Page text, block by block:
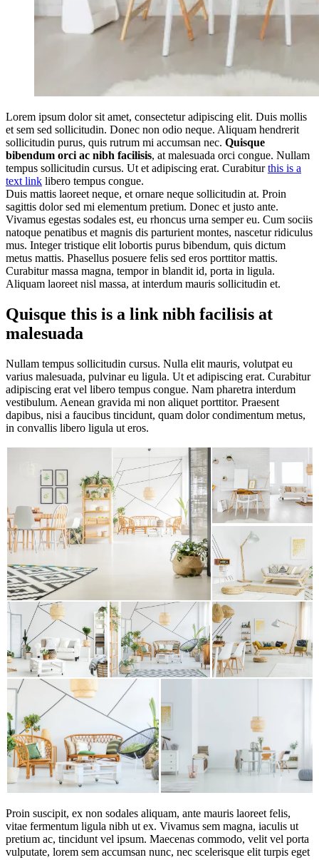
Lorem ipsum dolor sit amet, consectetur adipiscing elit. Duis mollis
et sem sed sollicitudin. Donec non odio neque. Aliquam hendrerit
sollicitudin purus, quis rutrum mi accumsan nec. Quisque
bibendum orci ac nibh facilisis, at malesuada orci congue. Nullam
tempus sollicitudin cursus. Ut et adipiscing erat. Curabiturthis is a
text link libero tempus congue.
Duis mattis laoreet neque, et ornare neque sollicitudin at. Proin
sagittis dolor sed mi elementum pretium. Donec et justo ante.
Vivamus egestas sodales est, eu rhoncus urna semper eu. Cum sociis
natoque penatibus et magnis dis parturient montes, nascetur ridiculus
mus. Integer tristique elit lobortis purus bibendum, quis dictum
metus mattis. Phasellus posuere felis sed eros porttitor mattis.
Curabitur massa magna, tempor in blandit id, porta in ligula.
Aliquam laoreet nisl massa, at interdum mauris sollicitudin et.
Quisque this is a link nibh facilisis at
malesuada
Nullam tempus sollicitudin cursus. Nulla elit mauris, volutpat eu
varius malesuada, pulvinar eu ligula. Ut et adipiscing erat. Curabitur
adipiscing erat vel libero tempus congue. Nam pharetra interdum
vestibulum. Aenean gravida mi non aliquet porttitor. Praesent
dapibus, nisi a faucibus tincidunt, quam dolor condimentum metus,
in convallis libero ligula ut eros.
Proin suscipit, ex non sodales aliquam, ante mauris laoreet felis,
vitae fermentum ligula nibh ut ex. Vivamus sem magna, iaculis ut
pretium ac, tincidunt vel ipsum. Maecenas commodo, velit vel porta
vulputate, lorem sem accumsan nunc, nec scelerisque elit turpis eget